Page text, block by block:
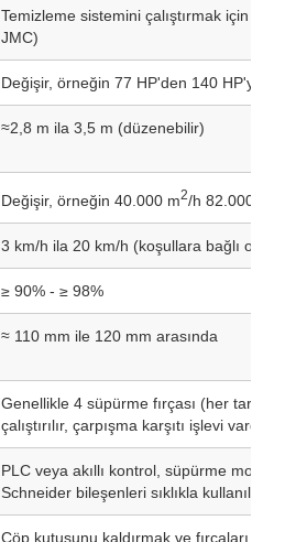
Temizleme sistemini çalıştırmak için
JMC)
Değişir, örneğin 77 HP'den 140 HP'ye
≈2,8 m ila 3,5 m (düzenebilir)
Değişir, örneğin 40.000 m2/h 82.000 m
3 km/h ila 20 km/h (koşullara bağlı
≥ 90% - ≥ 98%
≈ 110 mm ile 120 mm arasında
Genellikle 4 süpürme fırçası (her
çalıştırılır, çarpışma karşıtı işlevi vardır.
PLC veya akıllı kontrol, süpürme modu
Schneider bileşenleri sıklıkla kullanılır.
Çöp kutusunu kaldırmak ve fırçaları